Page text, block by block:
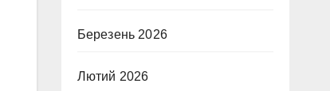
Березень 2026
Лютий 2026